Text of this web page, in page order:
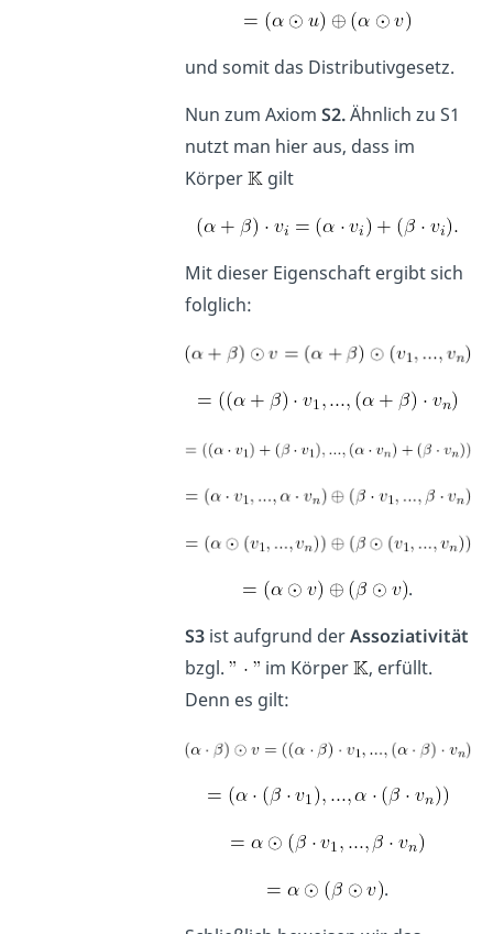
und somit das Distributivgesetz.
Nun zum Axiom S2.Ähnlich zu S1
nutzt man hier aus, dass im
Körper
gilt
Mit dieser Eigenschaft ergibt sich
folglich:
.
S3ist aufgrund derAssoziativität
bzgl.
im Körper
, erfüllt.
Denn es gilt:
.